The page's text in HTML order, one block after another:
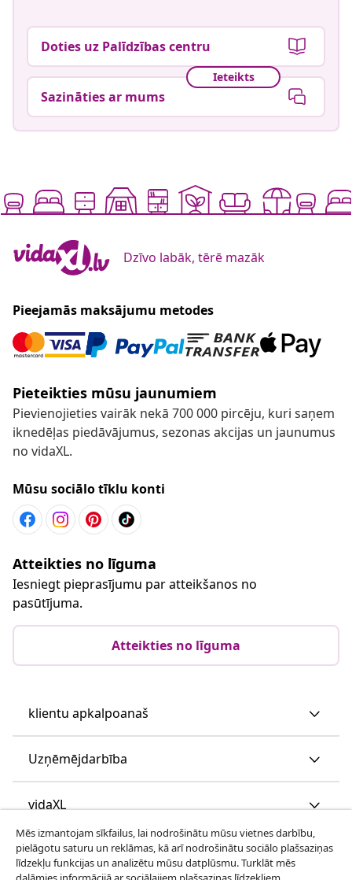
Doties uz Palīdzības centru
Ieteikts
Sazināties ar mums
Dzīvo labāk, tērē mazāk
Pieejamās maksājumu metodes
Pieteikties mūsu jaunumiem
Pievienojieties vairāk nekā 700 000 pircēju, kuri saņem
iknedēļas piedāvājumus, sezonas akcijas un jaunumus
no vidaXL.
Mūsu sociālo tīklu konti
Atteikties no līguma
Iesniegt pieprasījumu par atteikšanos no
pasūtījuma.
Atteikties no līguma
klientu apkalpoanaš
Uzņēmējdarbība
vidaXL
Apskatiet vairāk
Mēs izmantojam sīkfailus, lai nodrošinātu mūsu vietnes darbību,
pielāgotu saturu un reklāmas, kā arī nodrošinātu sociālo plašsaziņas
līdzekļu funkcijas un analizētu mūsu datplūsmu. Turklāt mēs